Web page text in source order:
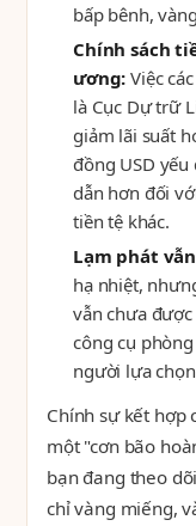
bấp bênh,
Chính sách
ương: Việc
là Cục Dự trữ
giảm lãi suất
đồng USD
dẫn hơn đối
tiền tệ khác.
Lạm phát
hạ nhiệt,
vẫn chưa
công cụ
người lựa
Chính sự kết hợp
một "cơn bão
bạn đang theo
chỉ vàng miếng,